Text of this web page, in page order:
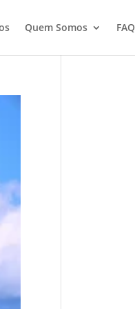
Quem Somos FAQ